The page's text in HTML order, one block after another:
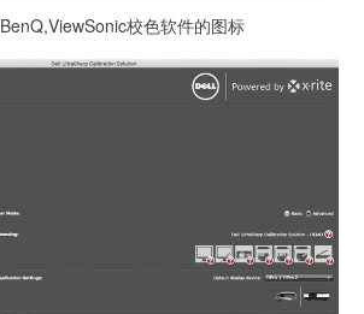
校色软件的图标